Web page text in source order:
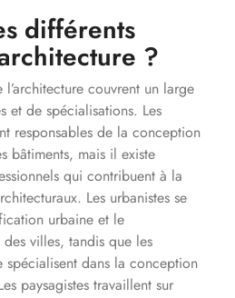
différents
?
couvrent un large
et de spécialisations. Les
responsables de la conception
bâtiments, mais il existe
qui contribuent à la
Les urbanistes se
urbaine et le
villes, tandis que les
spécialisent dans la conception
paysagistes travaillent sur